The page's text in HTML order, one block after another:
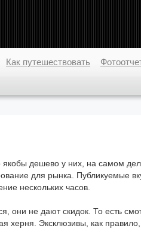
Как путешествовать
якобы дешево у них, на самом
для рынка. Публикуемые
нескольких часов.
они не дают скидок. То есть
херня. Эксклюзивы, как